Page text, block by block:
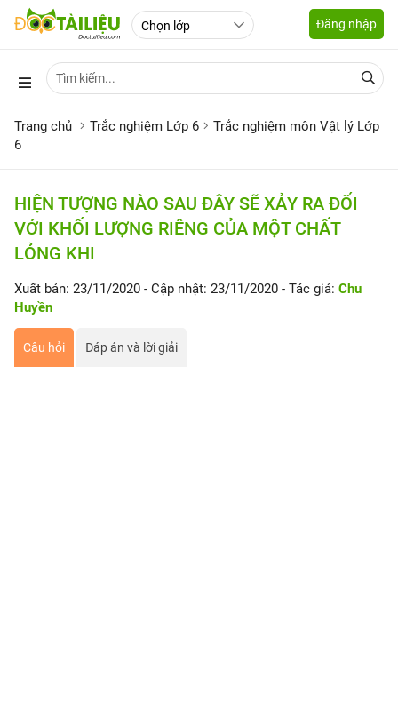
Đăng nhập
Trang chủ Trắc nghiệm Lớp 6
Trắc nghiệm môn Vật lý Lớp
6
HIỆN TƯỢNG NÀO SAU ĐÂY SẼ XẢY RA ĐỐI
VỚI KHỐI LƯỢNG RIÊNG CỦA MỘT CHẤT
LỎNG KHI
Xuất bản: 23/11/2020 - Cập nhật: 23/11/2020 - Tác giả: Chu
Huyền
Câu hỏi Đáp án và lời giải